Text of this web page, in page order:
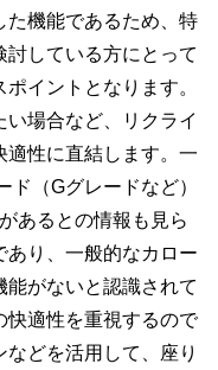
た機能であるため、特
している方にとって
イントとなります。
場合など、リクライ
適性に直結します。一
（Gグレードなど）
あるとの情報も見ら
り、一般的なカロー
がないと認識されて
快適性を重視するので
どを活用して、座り